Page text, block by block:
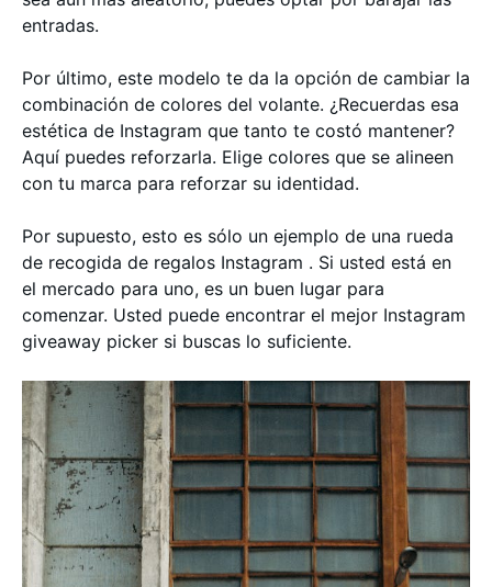
entradas.
Por último, este modelo te da la opción de cambiar la
combinación de colores del volante. ¿Recuerdas esa
estética de Instagram que tanto te costó mantener?
Aquí puedes reforzarla. Elige colores que se alineen
con tu marca para reforzar su identidad.
Por supuesto, esto es sólo un ejemplo de una rueda
de recogida de regalos Instagram . Si usted está en
el mercado para uno, es un buen lugar para
comenzar. Usted puede encontrar el mejor Instagram
giveaway picker si buscas lo suficiente.